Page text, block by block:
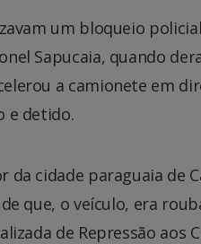
um bloqueio
Sapucaia, quando
a camionete em
e detido.
da cidade paraguaia de
que, o veículo, era
de Repressão